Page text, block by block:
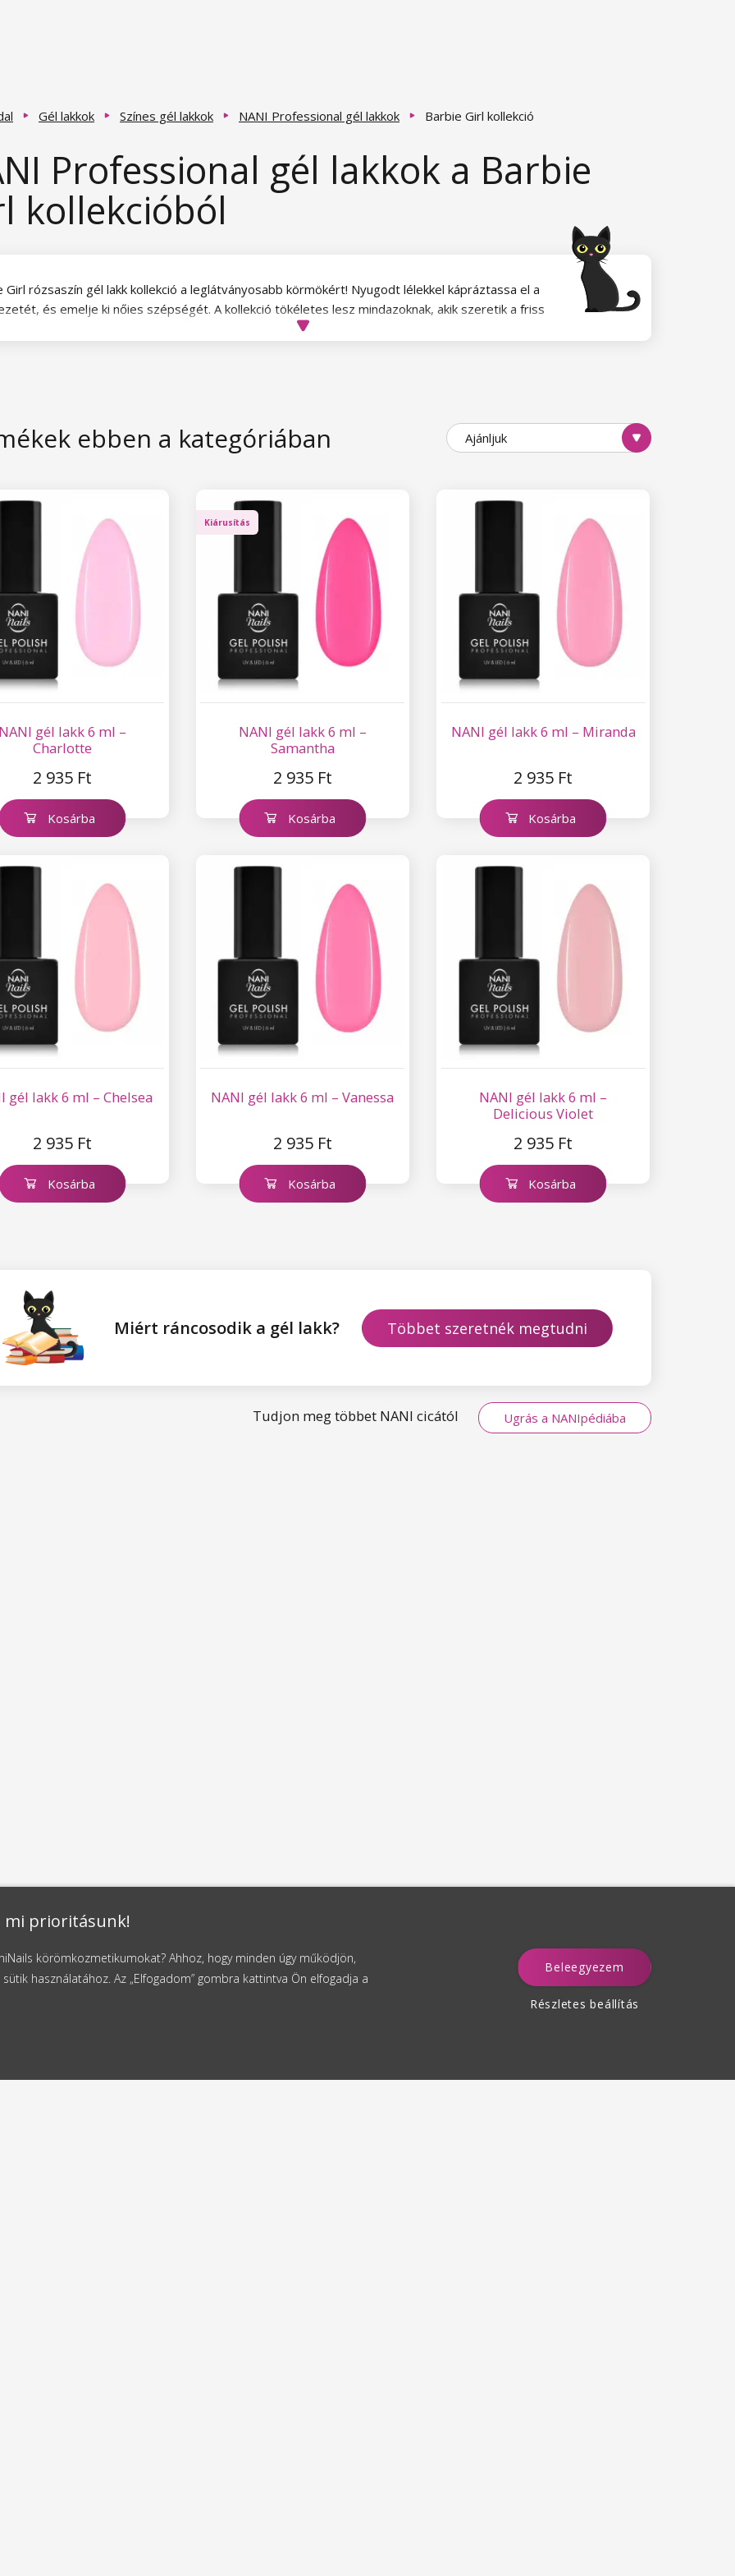
mi prioritásunk!
körömkozmetikumokat? Ahhoz, hogy minden úgy működjön,
használatához. Az „Elfogadom” gombra kattintva Ön elfogadja a
Beleegyezem
Részletes beállítás
Gél lakkok Színes gél lakkok NANI Professional gél lakkok Barbie Girl kollekció
Professional gél lakkok a Barbie
kollekcióból
Girl rózsaszín gél lakk kollekció a leglátványosabb körmökért! Nyugodt lélekkel kápráztassa el a
és emelje ki nőies szépségét. A kollekció tökéletes lesz mindazoknak, akik szeretik a friss
rózsaszín árnyalatokat a körmeiken. A Professional gél lakkok erősen pigmentáltak és már
ebben a kategóriában Ajánljuk
gél lakk 6 ml –
Charlotte
2 935 Ft
Kosárba
NANI gél lakk 6 ml –
Samantha
2 935 Ft
Kiárusítás
Kosárba
NANI gél lakk 6 ml – Miranda
2 935 Ft
Kosárba
gél lakk 6 ml – Chelsea
2 935 Ft
Kosárba
NANI gél lakk 6 ml – Vanessa
2 935 Ft
Kosárba
NANI gél lakk 6 ml –
Delicious Violet
2 935 Ft
Kosárba
Miért ráncosodik a gél lakk? Többet szeretnék megtudni
Tudjon meg többet NANI cicától Ugrás a NANIpédiába